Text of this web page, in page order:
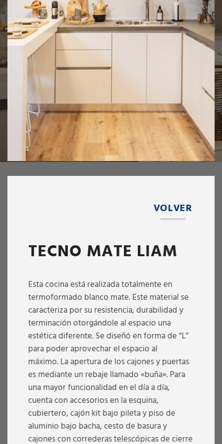
VOLVER
TECNO MATE LIAM
Esta cocina está realizada totalmente en
termoformado blanco mate. Este material se
caracteriza por su resistencia, durabilidad y
terminación otorgándole al espacio una
estética diferente. Se diseñó en forma de “L”
para poder aprovechar el espacio al
máximo. La apertura de los cajones y puertas
es mediante un rebaje llamado «buña». Para
una mayor funcionalidad en el día a día,
cuenta con accesorios en la esquina,
cubiertero, cajón kit bajo pileta y piso de
aluminio bajo bacha, cesto de basura y
cajones con correderas telescópicas de cierre